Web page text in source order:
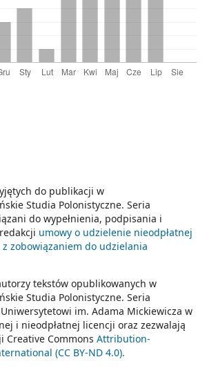
do publikacji w
Studia Polonistyczne. Seria
do wypełnienia, podpisania i
umowy o udzielenie nieodpłatnej
zobowiązaniem do udzielania
tekstów opublikowanych w
Studia Polonistyczne. Seria
im. Adama Mickiewicza w
i nieodpłatnej licencji oraz zezwalają
Creative Commons Attribution-
(CC BY-ND 4.0).